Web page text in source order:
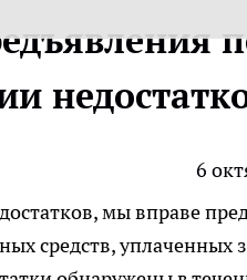
6
мы вправе
средств, уплаченных